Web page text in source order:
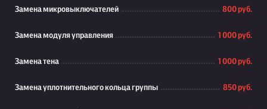
Замена микровыключателей 800 руб.
Замена модуля управления 1 000 руб.
Замена тена 1 000 руб.
Замена уплотнительного кольца группы 850 руб.